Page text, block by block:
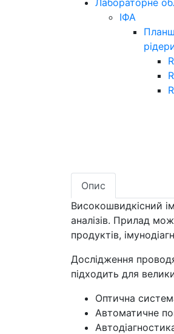
Лабораторне
ІФА
Опис
Високошвидкісний
аналізів. Прилад
продуктів,
Дослідження
підходить для
Оптична
Автоматичне